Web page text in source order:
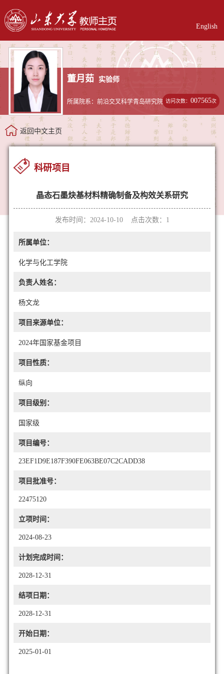
English
董月茹 实验师
所属院系：前沿交叉科学青岛研究院 访问次数：007565次
返回中文主页
科研项目
晶态石墨炔基材料精确制备及构效关系研究
发布时间：2024-10-10 点击次数： 1
所属单位：
化学与化工学院
负责人姓名：
杨文龙
项目来源单位：
2024年国家基金项目
项目性质：
纵向
项目级别：
国家级
项目编号：
23EF1D9E187F390FE063BE07C2CADD38
项目批准号：
22475120
立项时间：
2024-08-23
计划完成时间：
2028-12-31
结项日期：
2028-12-31
开始日期：
2025-01-01